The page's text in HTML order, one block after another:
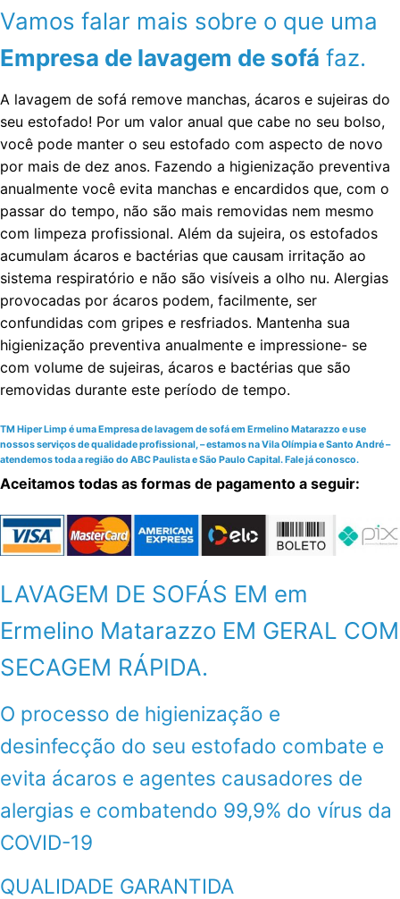
Vamos falar mais sobre o que uma
Empresa de lavagem de sofá faz.
A lavagem de sofá remove manchas, ácaros e sujeiras do
seu estofado! Por um valor anual que cabe no seu bolso,
você pode manter o seu estofado com aspecto de novo
por mais de dez anos. Fazendo a higienização preventiva
anualmente você evita manchas e encardidos que, com o
passar do tempo, não são mais removidas nem mesmo
com limpeza profissional. Além da sujeira, os estofados
acumulam ácaros e bactérias que causam irritação ao
sistema respiratório e não são visíveis a olho nu. Alergias
provocadas por ácaros podem, facilmente, ser
confundidas com gripes e resfriados. Mantenha sua
higienização preventiva anualmente e impressione- se
com volume de sujeiras, ácaros e bactérias que são
removidas durante este período de tempo.
TM Hiper Limp é uma Empresa de lavagem de sofá em Ermelino Matarazzo e use
nossos serviços de qualidade profissional, – estamos na Vila Olímpia e Santo André –
atendemos toda a região do ABC Paulista e São Paulo Capital. Fale já conosco.
Aceitamos todas as formas de pagamento a seguir:
LAVAGEM DE SOFÁS EM em
Ermelino Matarazzo EM GERAL COM
SECAGEM RÁPIDA.
O processo de higienização e
desinfecção do seu estofado combate e
evita ácaros e agentes causadores de
alergias e combatendo 99,9% do vírus da
COVID-19
QUALIDADE GARANTIDA